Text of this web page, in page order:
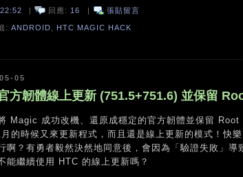
22:52 | 回應: 16 | 張貼留言
: ANDROID HTC MAGIC HACK
05
方韌體線上更新 (751.5+751.6) 並保留
Magic 成功改機、還原成穩定的官方韌體並保留
的時候又來更新程式，而且還是線上更新的模式！快
啊？有勇者毅然決然地同意後，會因為「驗證失敗」
能繼續使用 HTC 的線上更新嗎？